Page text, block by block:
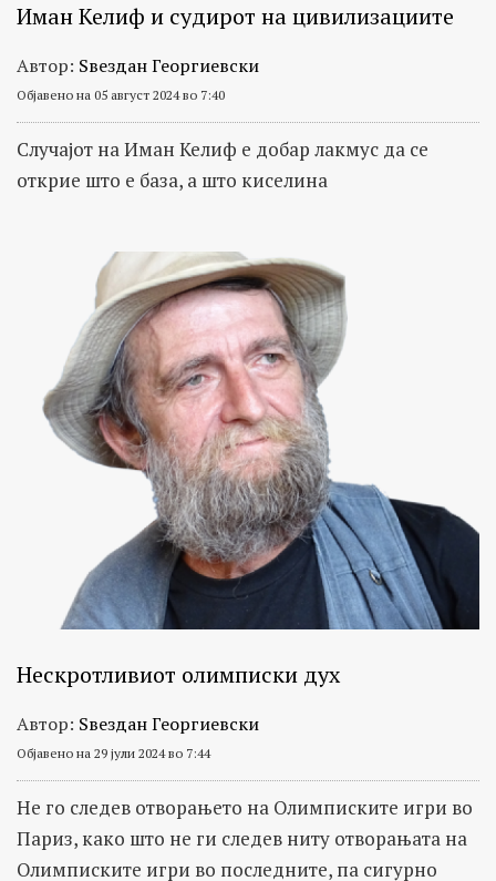
Иман Келиф и судирот на цивилизациите
Автор: Ѕвездан Георгиевски
Објавено на 05 август 2024 во 7:40
Случајот на Иман Келиф е добар лакмус да се
открие што е база, а што киселина
Нескротливиот олимписки дух
Автор: Ѕвездан Георгиевски
Објавено на 29 јули 2024 во 7:44
Не го следев отворањето на Олимписките игри во
Париз, како што не ги следев ниту отворањата на
Олимписките игри во последните, па сигурно